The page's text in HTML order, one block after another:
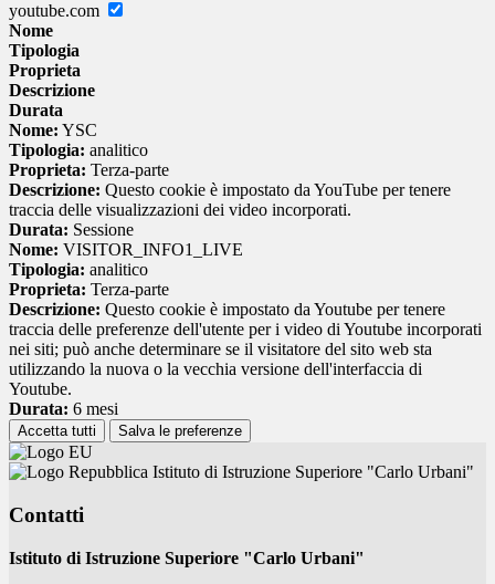
youtube.com
Nome
Tipologia
Proprieta
Descrizione
Durata
Nome: YSC
Tipologia: analitico
Proprieta: Terza-parte
Descrizione: Questo cookie è impostato da YouTube per tenere
traccia delle visualizzazioni dei video incorporati.
Durata: Sessione
Nome: VISITOR_INFO1_LIVE
Tipologia: analitico
Proprieta: Terza-parte
Descrizione: Questo cookie è impostato da Youtube per tenere
traccia delle preferenze dell'utente per i video di Youtube incorporati
nei siti; può anche determinare se il visitatore del sito web sta
utilizzando la nuova o la vecchia versione dell'interfaccia di
Youtube.
Durata: 6 mesi
Accetta tutti Salva le preferenze
Istituto di Istruzione Superiore "Carlo Urbani"
Contatti
Istituto di Istruzione Superiore "Carlo Urbani"